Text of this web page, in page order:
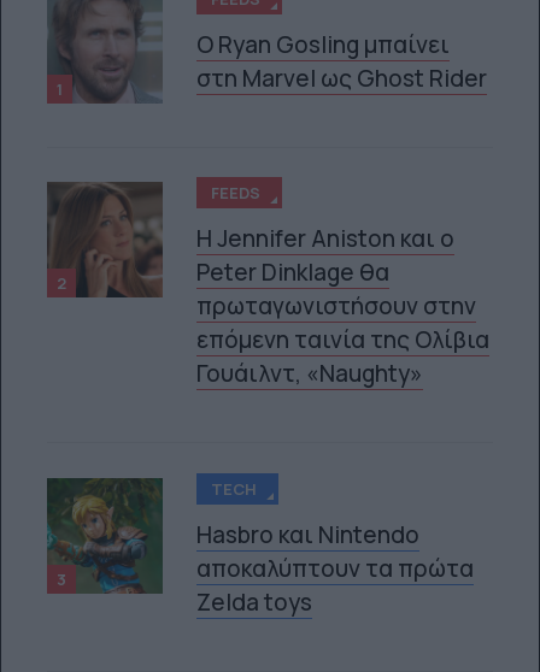
1
Ο Ryan Gosling μπαίνει
στη Marvel ως Ghost Rider
2
FEEDS
Η Jennifer Aniston και ο
Peter Dinklage θα
πρωταγωνιστήσουν στην
επόμενη ταινία της Ολίβια
Γουάιλντ, «Naughty»
3
TECH
Hasbro και Nintendo
αποκαλύπτουν τα πρώτα
Zelda toys